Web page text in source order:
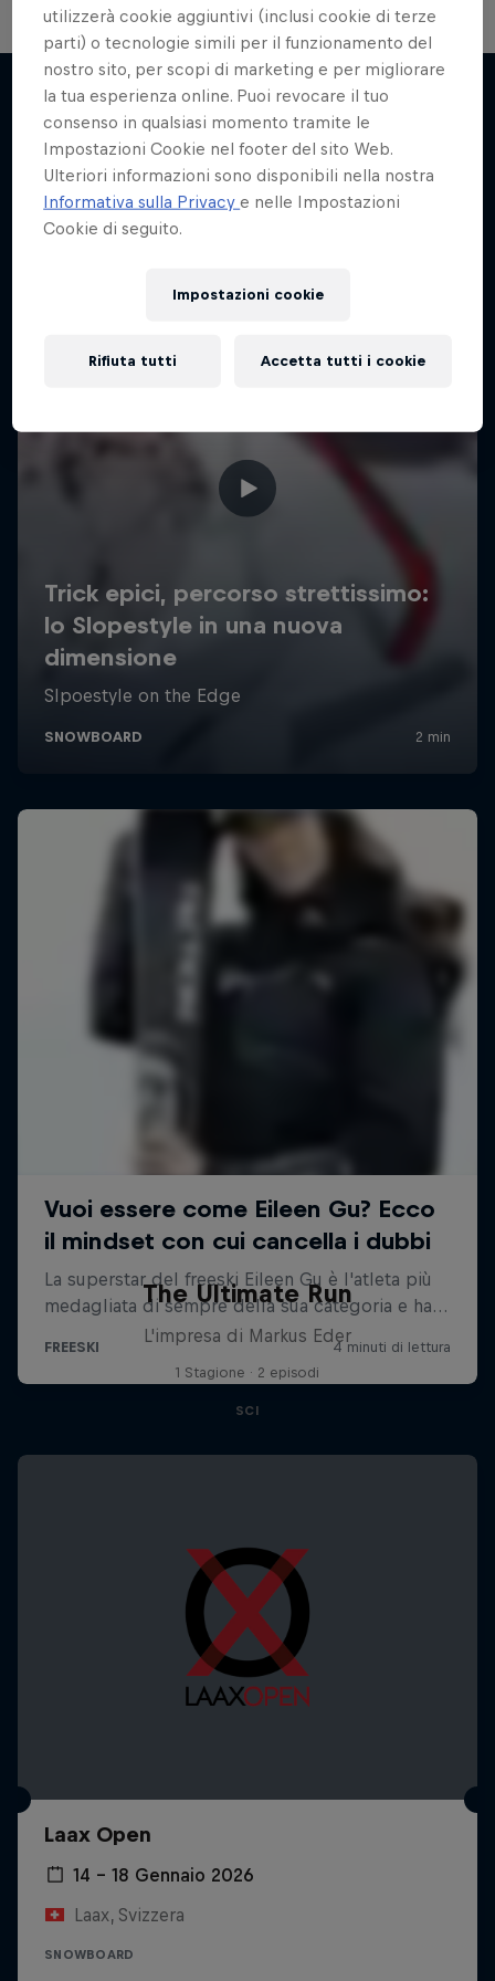
Potrebbe interessarti anche
The Ultimate Run
L'impresa di Markus Eder
1 Stagione · 2 episodi
SCI
Laax Open
14 – 18 Gennaio 2026
Laax, Svizzera
SNOWBOARD
utilizzerà cookie aggiuntivi (inclusi cookie di terze
parti) o tecnologie simili per il funzionamento del
nostro sito, per scopi di marketing e per migliorare
la tua esperienza online. Puoi revocare il tuo
consenso in qualsiasi momento tramite le
Impostazioni Cookie nel footer del sito Web.
Ulteriori informazioni sono disponibili nella nostra
Informativa sulla Privacye nelle Impostazioni
Cookie di seguito.
Impostazioni cookie
Rifiuta tutti Accetta tutti i cookie